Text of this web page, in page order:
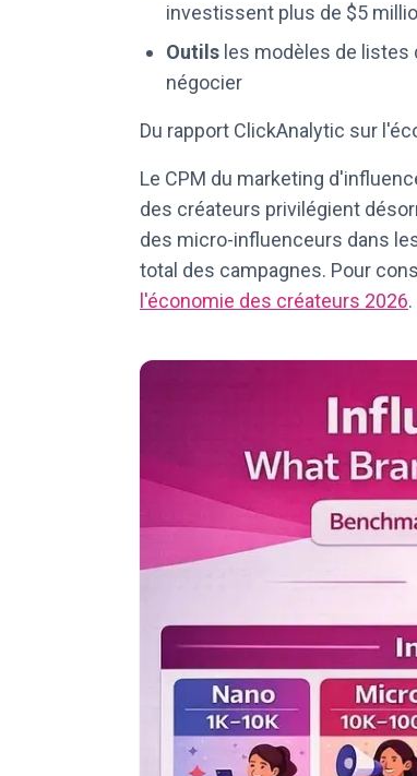
investissent plus de $5
Outils les modèles de listes
négocier
Du rapport ClickAnalytic sur
Le CPM du marketing
des créateurs privilégient
des micro-influenceurs dans
total des campagnes. Pour
l'économie des créateurs 2026.